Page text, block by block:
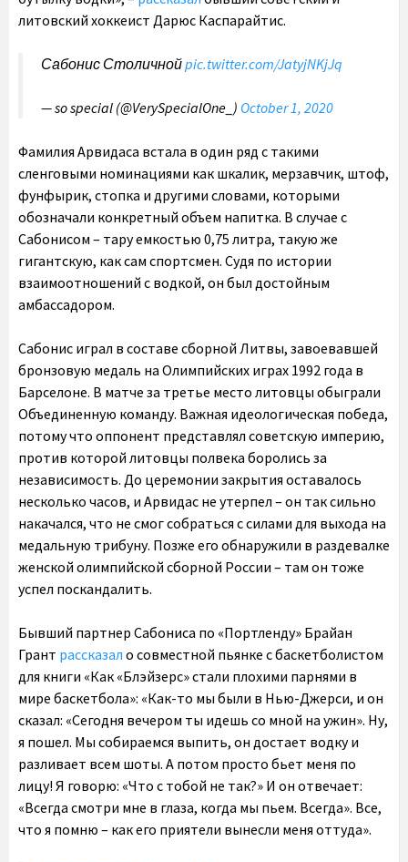
литовский хоккеист Дарюс Каспарайтис.
Сабонис Столичнойpic.twitter.com/JatyjNKjJq
— so special (@VerySpecialOne_) October 1, 2020
Фамилия Арвидаса встала в один ряд с такими
сленговыми номинациями как шкалик, мерзавчик, штоф,
фунфырик, стопка и другими словами, которыми
обозначали конкретный объем напитка. В случае с
Сабонисом – тару емкостью 0,75 литра, такую же
гигантскую, как сам спортсмен. Судя по истории
взаимоотношений с водкой, он был достойным
амбассадором.
Сабонис играл в составе сборной Литвы, завоевавшей
бронзовую медаль на Олимпийских играх 1992 года в
Барселоне. В матче за третье место литовцы обыграли
Объединенную команду. Важная идеологическая победа,
потому что оппонент представлял советскую империю,
против которой литовцы полвека боролись за
независимость. До церемонии закрытия оставалось
несколько часов, и Арвидас не утерпел – он так сильно
накачался, что не смог собраться с силами для выхода на
медальную трибуну. Позже его обнаружили в раздевалке
женской олимпийской сборной России – там он тоже
успел поскандалить.
Бывший партнер Сабониса по «Портленду» Брайан
Грант рассказал о совместной пьянке с баскетболистом
для книги «Как «Блэйзерс» стали плохими парнями в
мире баскетбола»: «Как-то мы были в Нью-Джерси, и он
сказал: «Сегодня вечером ты идешь со мной на ужин». Ну,
я пошел. Мы собираемся выпить, он достает водку и
разливает всем шоты. А потом просто бьет меня по
лицу! Я говорю: «Что с тобой не так?» И он отвечает:
«Всегда смотри мне в глаза, когда мы пьем. Всегда». Все,
что я помню – как его приятели вынесли меня оттуда».